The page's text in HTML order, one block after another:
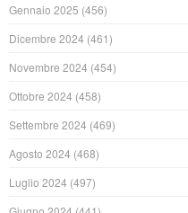
Gennaio 2025 (456)
Dicembre 2024 (461)
Novembre 2024 (454)
Ottobre 2024 (458)
Settembre 2024 (469)
Agosto 2024 (468)
Luglio 2024 (497)